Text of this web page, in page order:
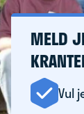
MELD
Vul